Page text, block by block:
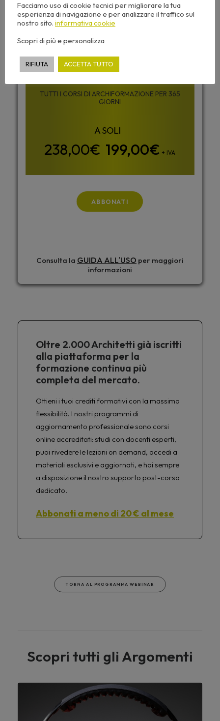
ABBONAMENTO
ALL INCLUSIVE
TUTTI I CORSI DI ARCHIFORMAZIONE PER 365
GIORNI
199,00€ + IVA
ABBONATI
Consulta la GUIDA ALL'USO per maggiori
informazioni
Oltre 2.000 Architetti già iscritti
alla piattaforma per la
formazione continua più
completa del mercato.
Ottieni i tuoi crediti formativi con la massima
flessibilità. I nostri programmi di
aggiornamento professionale sono corsi
online accreditati: studi con docenti esperti,
puoi rivedere le lezioni on demand, accedi a
materiali esclusivi e aggiornati, e hai sempre
a disposizione il nostro supporto post-corso
dedicato.
Abbonati a meno di 20 € al mese
TORNA AL PROGRAMMA WEBINAR
Scopri tutti gli Argomenti
Facciamo uso di cookie tecnici per migliorare la tua
esperienza di navigazione e per analizzare il traffico sul
nostro sito. informativa cookie
Scopri di più e personalizza
RIFIUTA ACCETTA TUTTO